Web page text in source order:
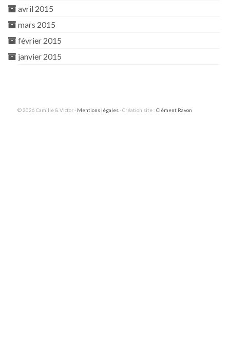
avril 2015
mars 2015
février 2015
janvier 2015
© 2026 Camille & Victor - Mentions légales- Création site : Clément Ravon